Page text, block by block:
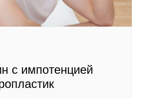
с импотенцией